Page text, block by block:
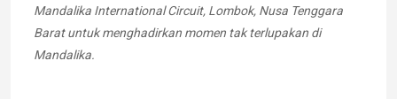
Mandalika International Circuit, Lombok, Nusa Tenggara
Barat untuk menghadirkan momen tak terlupakan di
Mandalika.